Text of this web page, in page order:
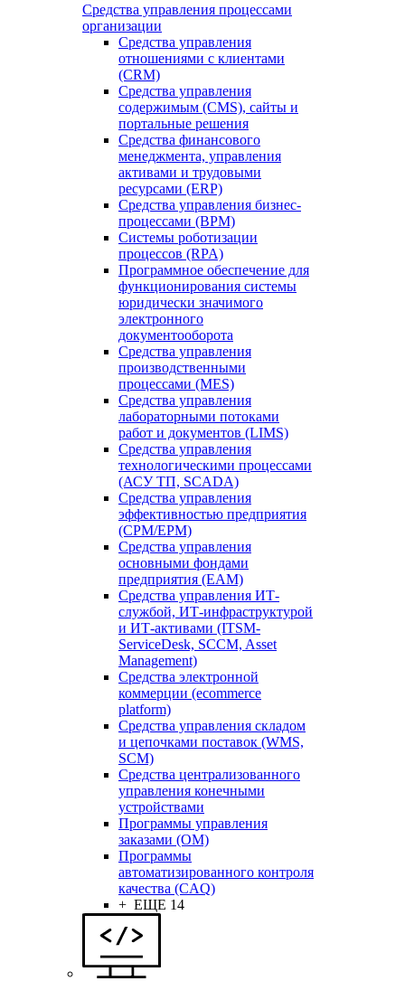
Средства управления процессами
организации
Средства управления
отношениями с клиентами
(CRM)
Средства управления
содержимым (CMS), сайты и
портальные решения
Средства финансового
менеджмента, управления
активами и трудовыми
ресурсами (ERP)
Средства управления бизнес-
процессами (BPM)
Системы роботизации
процессов (RPA)
Программное обеспечение для
функционирования системы
юридически значимого
электронного
документооборота
Средства управления
производственными
процессами (MES)
Средства управления
лабораторными потоками
работ и документов (LIMS)
Средства управления
технологическими процессами
(АСУ ТП, SCADA)
Средства управления
эффективностью предприятия
(CPM/EPM)
Средства управления
основными фондами
предприятия (EAM)
Средства управления ИТ-
службой, ИТ-инфраструктурой
и ИТ-активами (ITSM-
ServiceDesk, SCCM, Asset
Management)
Средства электронной
коммерции (ecommerce
platform)
Средства управления складом
и цепочками поставок (WMS,
SCM)
Средства централизованного
управления конечными
устройствами
Программы управления
заказами (OM)
Программы
автоматизированного контроля
качества (CAQ)
+ ЕЩЕ 14